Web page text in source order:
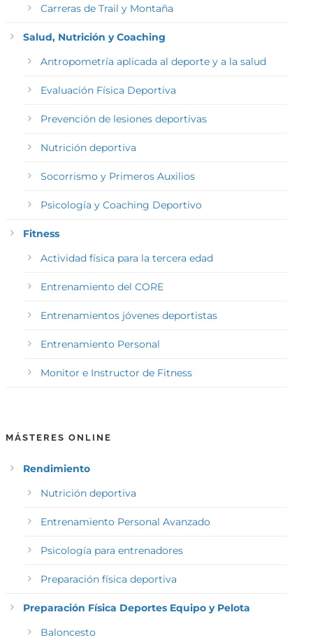
Carreras de Trail y Montaña
Salud, Nutrición y Coaching
Antropometría aplicada al deporte y a la salud
Evaluación Física Deportiva
Prevención de lesiones deportivas
Nutrición deportiva
Socorrismo y Primeros Auxilios
Psicología y Coaching Deportivo
Fitness
Actividad física para la tercera edad
Entrenamiento del CORE
Entrenamientos jóvenes deportistas
Entrenamiento Personal
Monitor e Instructor de Fitness
MÁSTERES ONLINE
Rendimiento
Nutrición deportiva
Entrenamiento Personal Avanzado
Psicología para entrenadores
Preparación física deportiva
Preparación Física Deportes Equipo y Pelota
Baloncesto